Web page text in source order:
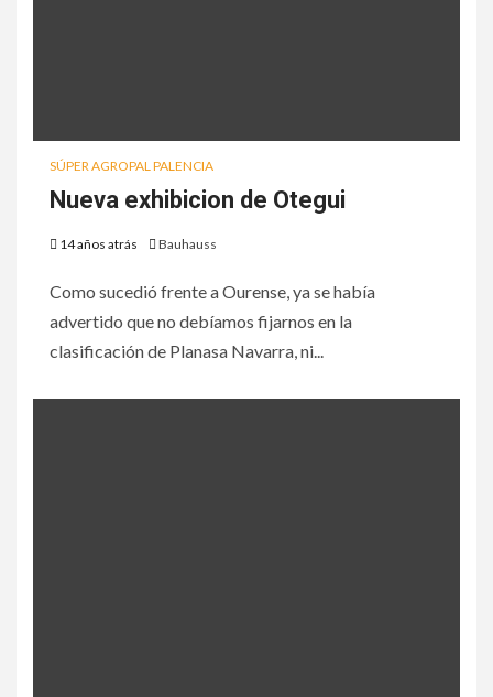
SÚPER AGROPAL PALENCIA
Nueva exhibicion de Otegui
14 años atrás Bauhauss
Como sucedió frente a Ourense, ya se había
advertido que no debíamos fijarnos en la
clasificación de Planasa Navarra, ni...